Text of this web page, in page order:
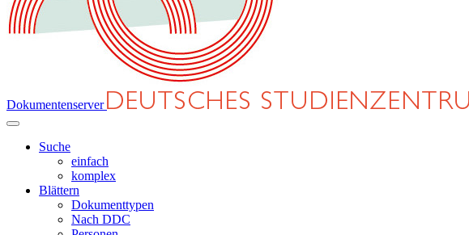
Dokumentenserver
Suche
einfach
komplex
Blättern
Dokumenttypen
Nach DDC